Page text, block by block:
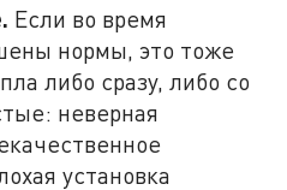
Если во время
нормы, это тоже
либо сразу, либо со
неверная
установка